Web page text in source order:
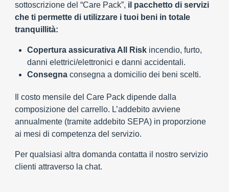
sottoscrizione del “Care Pack”, il pacchetto di servizi
che ti permette di utilizzare i tuoi beni in totale
tranquillità:
Copertura assicurativa All Risk incendio, furto,
danni elettrici/elettronici e danni accidentali.
Consegna consegna a domicilio dei beni scelti.
Il costo mensile del Care Pack dipende dalla
composizione del carrello. L’addebito avviene
annualmente (tramite addebito SEPA) in proporzione
ai mesi di competenza del servizio.
Per qualsiasi altra domanda contatta il nostro servizio
clienti attraverso la chat.